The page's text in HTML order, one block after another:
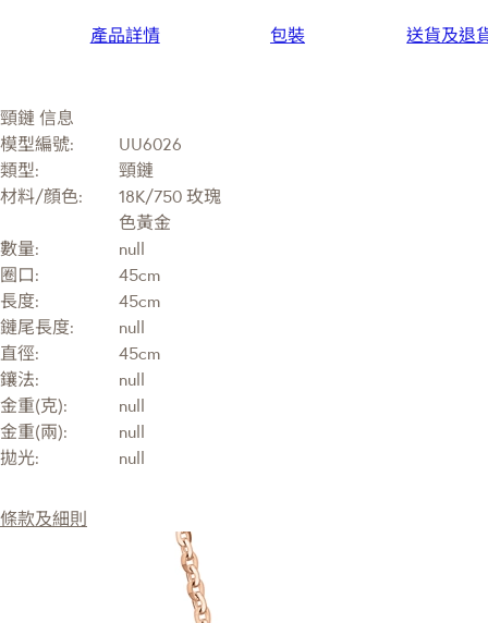
產品詳情 包裝 送貨及退
頸鏈 信息
模型編號:
UU6026
類型:
頸鏈
材料/顔色:
18K/750 玫瑰
色黃金
數量:
null
圈口:
45cm
長度:
45cm
鏈尾長度:
null
直徑:
45cm
鑲法:
null
金重(克):
null
金重(兩):
null
拋光:
null
條款及細則